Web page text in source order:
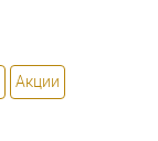
Акции